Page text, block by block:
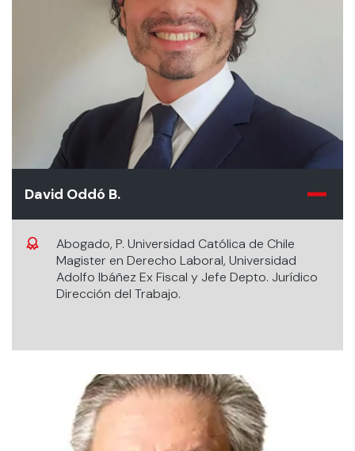
David Oddó B.
Abogado, P. Universidad Católica de Chile
Magister en Derecho Laboral, Universidad
Adolfo Ibáñez Ex Fiscal y Jefe Depto. Jurídico
Dirección del Trabajo.